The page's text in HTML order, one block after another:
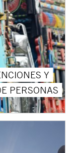
Y
PERSONAS